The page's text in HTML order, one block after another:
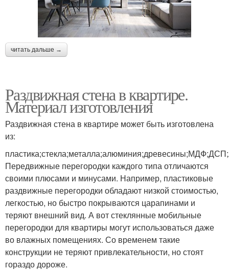
читать дальше →
Раздвижная стена в квартире.
Материал изготовления
Раздвижная стена в квартире может быть изготовлена
из:
Передвижные перегородки каждого типа отличаются
своими плюсами и минусами. Например, пластиковые
раздвижные перегородки обладают низкой стоимостью,
легкостью, но быстро покрываются царапинами и
теряют внешний вид. А вот стеклянные мобильные
перегородки для квартиры могут использоваться даже
во влажных помещениях. Со временем такие
конструкции не теряют привлекательности, но стоят
гораздо дороже.